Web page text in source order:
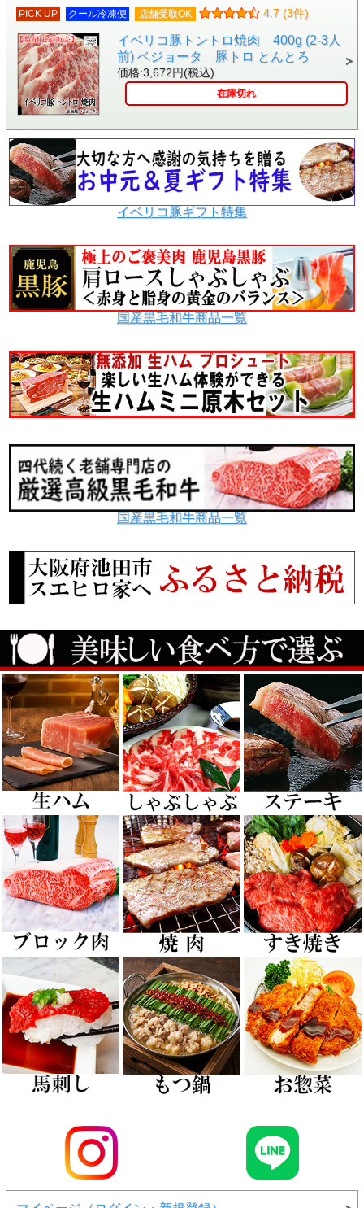
PICK UP クール冷凍便 店舗受取OK 4.7 (3件)
イベリコ豚トントロ焼肉 400g (2-3人
前) ベジョータ 豚トロ とんとろ
価格:3,672円(税込)
在庫切れ
イベリコ豚ギフト特集
国産黒毛和牛商品一覧
国産黒毛和牛商品一覧